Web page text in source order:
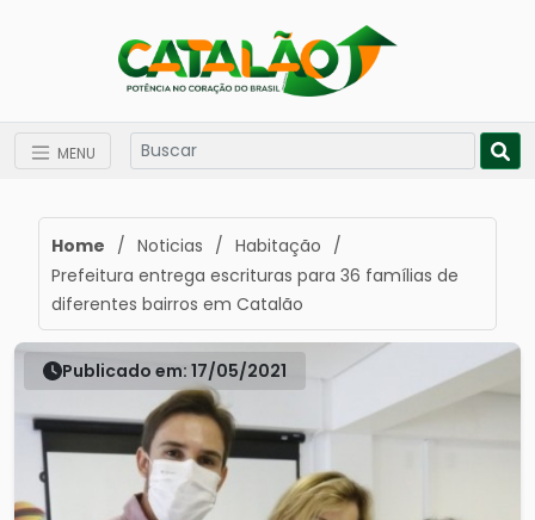
MENU
Home / Noticias / Habitação /
Prefeitura entrega escrituras para 36 famílias de
diferentes bairros em Catalão
Publicado em: 17/05/2021